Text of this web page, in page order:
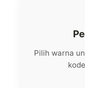
Pilih warna